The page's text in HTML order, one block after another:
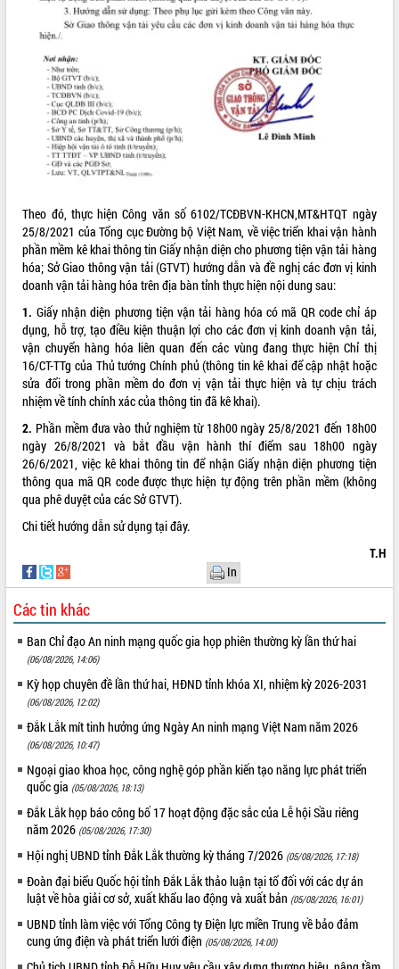
Lễ truy tặng danh hiệu “Bà Mẹ Việt
Nam Anh hùng” và trao Huân chương
Lao động
UBND tỉnh Đắk Lắk triển khai nhiệm
vụ 6 tháng cuối năm 2026
Kỳ họp thứ Hai, Hội đồng nhân dân
tỉnh khóa XI quyết nghị nhiều nội dung
quan trọng
Bí thư Tỉnh ủy Lương Nguyễn Minh
cách mạng
Rà soát, hoàn thiện hệ thống thiết chế
văn hóa, thể thao đáp ứng yêu cầu
phát triển mới
Thường trực HĐND tỉnh Đắk Lắk gặp
mặt Đoàn chuyên gia y tế TP. Hồ Chí
Minh
Lễ truy điệu và an táng hài cốt liệt sĩ
tại Nghĩa trang Liệt sĩ xã Sơn Hòa
Bàn giải pháp tháo gỡ khó khăn trong
định EUDR
Thứ trưởng Bộ Nông nghiệp và Môi
trường Nguyễn Hoàng Hiệp khảo sát
vùng trồng và doanh nghiệp đóng gói
sầu riêng tại Đắk Lắk
Trình diễn nghệ thuật chế biến các
món ăn từ sầu riêng
Đắk Lắk công bố Quy hoạch và xúc
tiến đầu tư tỉnh
ALBUM ẢNH
LIÊN KẾT WEB
THỐNG KÊ TRUY CẬP
Tất cả: 66007894
Theo đó, thực hiện Công văn số 6102/TCĐBVN-KHCN,MT&HTQT ngày
25/8/2021 của Tổng cục Đường bộ Việt Nam, về việc triển khai vận hành
phần mềm kê khai thông tin Giấy nhận diện cho phương tiện vận tải hàng
hóa; Sở Giao thông vận tải (GTVT) hướng dẫn và đề nghị các đơn vị kinh
doanh vận tải hàng hóa trên địa bàn tỉnh thực hiện nội dung sau:
1. Giấy nhận diện phương tiện vận tải hàng hóa có mã QR code chỉ áp
dụng, hỗ trợ, tạo điều kiện thuận lợi cho các đơn vị kinh doanh vận tải,
vận chuyển hàng hóa liên quan đến các vùng đang thực hiện Chỉ thị
16/CT-TTg của Thủ tướng Chính phủ (thông tin kê khai để cập nhật hoặc
sửa đổi trong phần mềm do đơn vị vận tải thực hiện và tự chịu trách
nhiệm về tính chính xác của thông tin đã kê khai).
2. Phần mềm đưa vào thử nghiệm từ 18h00 ngày 25/8/2021 đến 18h00
ngày 26/8/2021 và bắt đầu vận hành thí điểm sau 18h00 ngày
26/6/2021, việc kê khai thông tin để nhận Giấy nhận diện phương tiện
thông qua mã QR code được thực hiện tự động trên phần mềm (không
qua phê duyệt của các Sở GTVT).
Chi tiết hướng dẫn sử dụng tạiđây.
T.H
In
Các tin khác
Ban Chỉ đạo An ninh mạng quốc gia họp phiên thường kỳ lần thứ hai
(06/08/2026, 14:06)
Kỳ họp chuyên đề lần thứ hai, HĐND tỉnh khóa XI, nhiệm kỳ 2026-2031
(06/08/2026, 12:02)
Đắk Lắk mít tinh hưởng ứng Ngày An ninh mạng Việt Nam năm 2026
(06/08/2026, 10:47)
Ngoại giao khoa học, công nghệ góp phần kiến tạo năng lực phát triển
quốc gia (05/08/2026, 18:13)
Đắk Lắk họp báo công bố 17 hoạt động đặc sắc của Lễ hội Sầu riêng
năm 2026 (05/08/2026, 17:30)
Hội nghị UBND tỉnh Đắk Lắk thường kỳ tháng 7/2026 (05/08/2026, 17:18)
Đoàn đại biểu Quốc hội tỉnh Đắk Lắk thảo luận tại tổ đối với các dự án
luật về hòa giải cơ sở, xuất khẩu lao động và xuất bản (05/08/2026, 16:01)
UBND tỉnh làm việc với Tổng Công ty Điện lực miền Trung về bảo đảm
cung ứng điện và phát triển lưới điện (05/08/2026, 14:00)